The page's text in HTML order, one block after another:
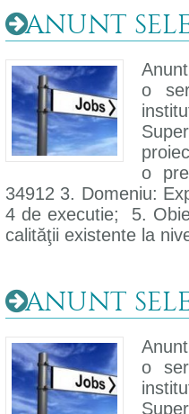
ANUNT
o
o
34912 3. Domeniu:
4 de executie; 5.
calităţii existente la
ANUNT
o